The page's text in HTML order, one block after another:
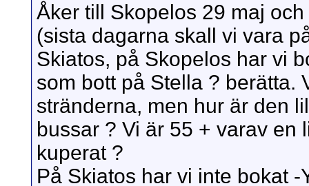
Åker till Skopelos 29 maj
(sista dagarna skall vi vara
Skiatos, på Skopelos har vi
som bott på Stella ? berätta.
stränderna, men hur är den
bussar ? Vi är 55 + varav en
kuperat ?
På Skiatos har vi inte bokat